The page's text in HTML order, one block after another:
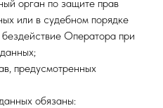
орган по защите прав
или в судебном порядке
Оператора при
предусмотренных
обязаны: